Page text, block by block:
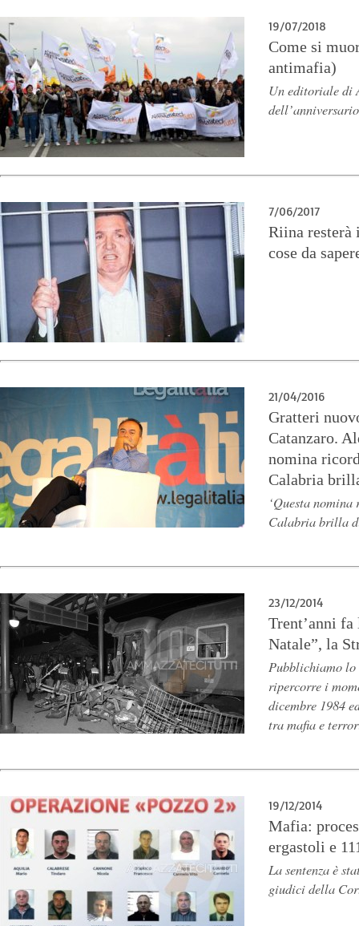
19/07/2018
Come si
antimafia)
Un editoriale di
7/06/2017
Riina resterà
cose da
21/04/2016
Gratteri
Catanzaro.
nomina
Calabria
‘Questa
Calabria brilla
23/12/2014
Trent’anni
Natale”, la
Pubblichiamo lo
ripercorre i
dicembre 1984
tra mafia e
19/12/2014
Mafia:
ergastoli e
La sentenza è
giudici della